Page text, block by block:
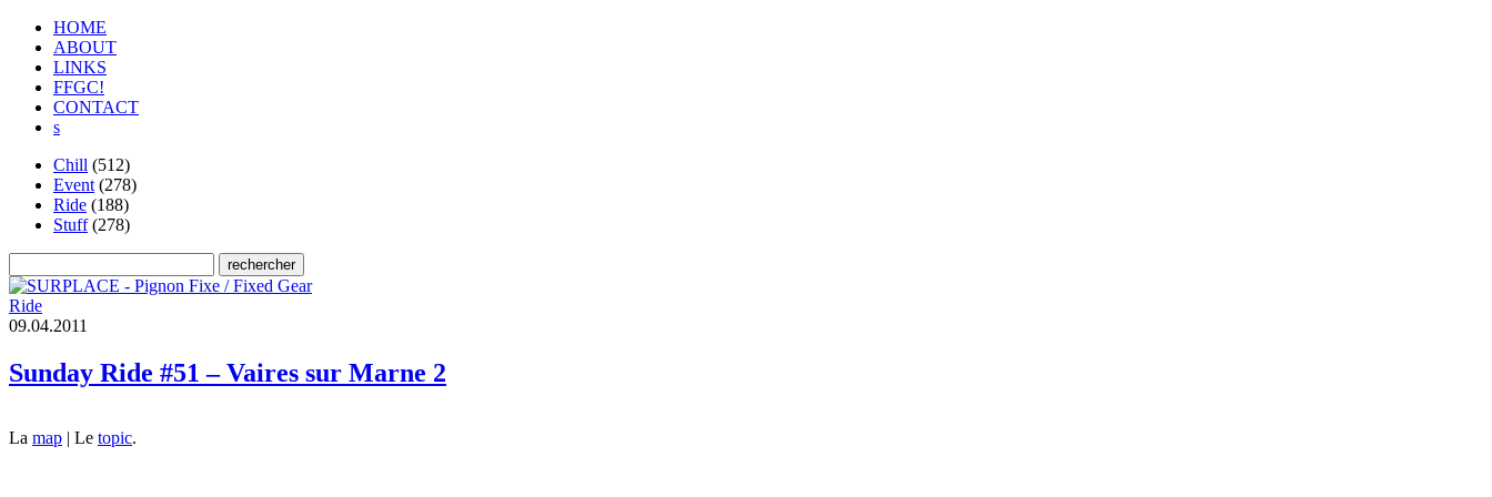
HOME
ABOUT
LINKS
FFGC!
CONTACT
s
Chill (512)
Event (278)
Ride (188)
Stuff(278)
Ride
09.04.2011
Sunday Ride #51 – Vaires sur Marne 2
La map | Le topic.